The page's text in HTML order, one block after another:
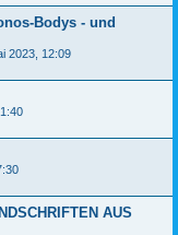
Bodys - und
2023, 12:09
AUS